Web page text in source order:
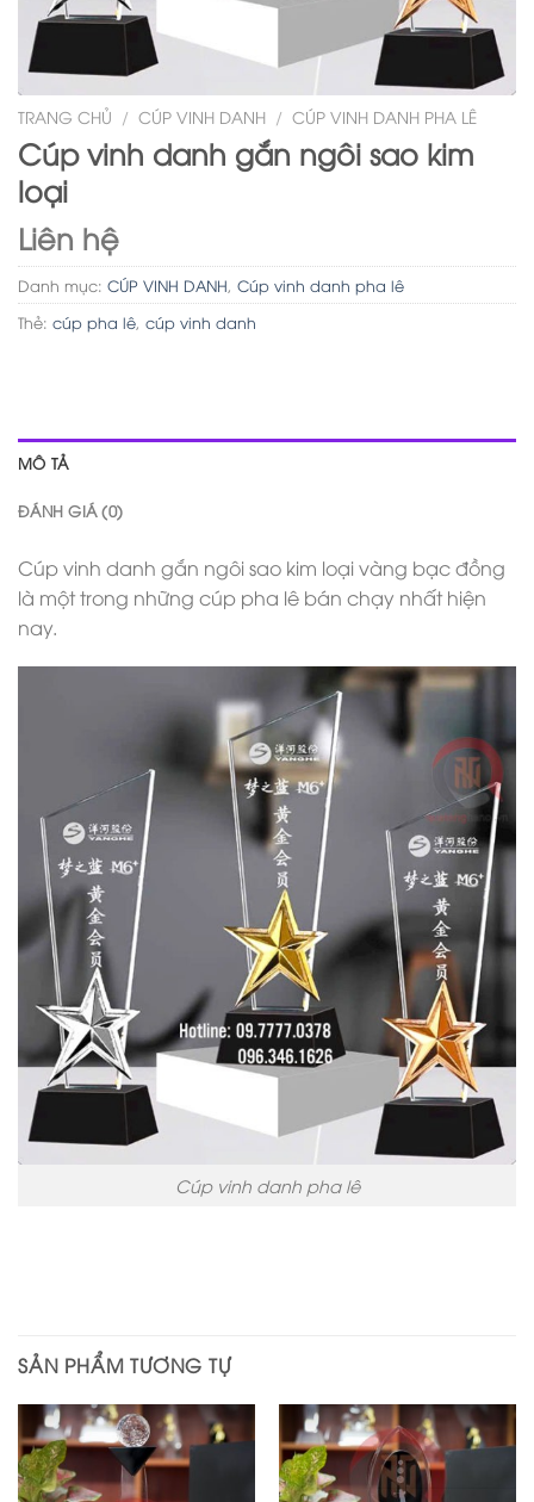
TRANG CHỦ / CÚP VINH DANH / CÚP VINH DANH PHA LÊ
Cúp vinh danh gắn ngôi sao kim
loại
Liên hệ
Danh mục: CÚP VINH DANH, Cúp vinh danh pha lê
Thẻ: cúp pha lê, cúp vinh danh
MÔ TẢ
ĐÁNH GIÁ (0)
Cúp vinh danh gắn ngôi sao kim loại vàng bạc đồng
là một trong những cúp pha lê bán chạy nhất hiện
nay.
Cúp vinh danh pha lê
SẢN PHẨM TƯƠNG TỰ